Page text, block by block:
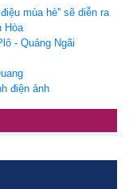
mùa hè'' sẽ diễn ra
Hòa
- Quảng Ngãi
điện ảnh